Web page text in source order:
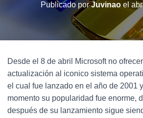
Publicado porJuvinao el
Desde el 8 de abril Microsoft no
actualización al iconico sistema
el cual fue lanzado en el año de 2001
momento su popularidad fue enorme,
después de su lanzamiento sigue